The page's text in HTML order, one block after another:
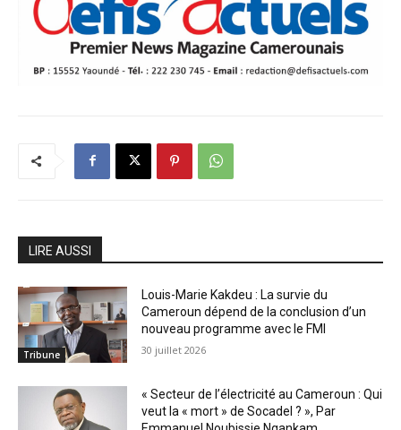
LIRE AUSSI
Tribune
Louis-Marie Kakdeu : La survie du
Cameroun dépend de la conclusion d’un
nouveau programme avec le FMI
30 juillet 2026
« Secteur de l’électricité au Cameroun : Qui
veut la « mort » de Socadel ? », Par